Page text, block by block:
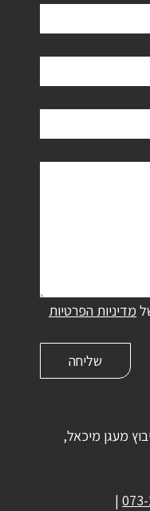
מדיניות הפרטיות
מעגן מיכאל,
|